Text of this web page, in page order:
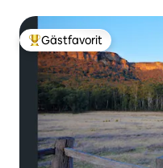
Populär gästfavorit
Gästfavorit